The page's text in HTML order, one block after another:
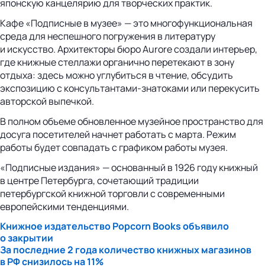
японскую канцелярию для творческих практик.
Кафе «Подписные в музее» — это многофункциональная
среда для неспешного погружения в литературу
и искусство. Архитекторы бюро Aurore создали интерьер,
где книжные стеллажи органично перетекают в зону
отдыха: здесь можно углубиться в чтение, обсудить
экспозицию с консультантами-знатоками или перекусить
авторской выпечкой.
В полном объеме обновленное музейное пространство для
досуга посетителей начнет работать с марта. Режим
работы будет совпадать с графиком работы музея.
«Подписные издания» — основанный в 1926 году книжный
в центре Петербурга, сочетающий традиции
петербургской книжной торговли с современными
европейскими тенденциями.
Книжное издательство Popcorn Books объявило
о закрытии
За последние 2 года количество книжных магазинов
в РФ снизилось на 11%